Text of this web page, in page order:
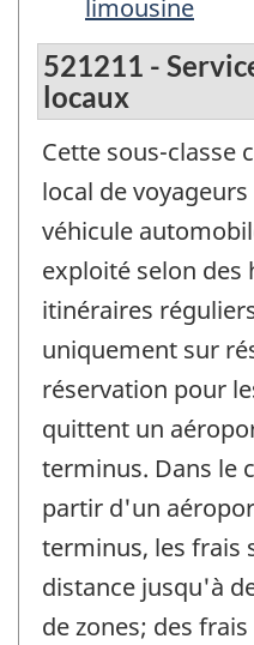
limousine
521211 -
locaux
Cette sous-classe
local de
véhicule
exploité selon des
itinéraires
uniquement sur
réservation pour
quittent un
terminus. Dans le
partir d'un
terminus, les frais
distance jusqu'à
de zones; des